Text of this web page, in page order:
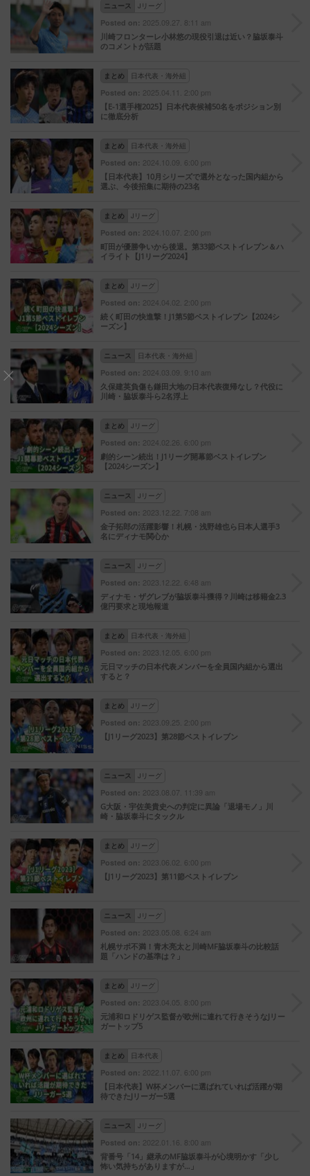
ニュース Jリーグ
Posted on: 2025.09.27. 8:11 am
川崎フロンターレ小林悠の現役引退は近い？脇坂泰斗
のコメントが話題
まとめ 日本代表・海外組
Posted on: 2025.04.11. 2:00 pm
【E-1選手権2025】日本代表候補50名をポジション別
に徹底分析
まとめ 日本代表・海外組
Posted on: 2024.10.09. 6:00 pm
【日本代表】10月シリーズで選外となった国内組から
選ぶ、今後招集に期待の23名
まとめ Jリーグ
Posted on: 2024.10.07. 2:00 pm
町田が優勝争いから後退。第33節ベストイレブン＆ハ
イライト【J1リーグ2024】
まとめ Jリーグ
Posted on: 2024.04.02. 2:00 pm
続く町田の快進撃！J1第5節ベストイレブン【2024シ
ーズン】
ニュース 日本代表・海外組
Posted on: 2024.03.09. 9:10 am
久保建英負傷も鎌田大地の日本代表復帰なし？代役に
川崎・脇坂泰斗ら2名浮上
まとめ Jリーグ
Posted on: 2024.02.26. 6:00 pm
劇的シーン続出！J1リーグ開幕節ベストイレブン
【2024シーズン】
ニュース Jリーグ
Posted on: 2023.12.22. 7:08 am
金子拓郎の活躍影響！札幌・浅野雄也ら日本人選手3
名にディナモ関心か
ニュース Jリーグ
Posted on: 2023.12.22. 6:48 am
ディナモ・ザグレブが脇坂泰斗獲得？川崎は移籍金2.3
億円要求と現地報道
まとめ 日本代表・海外組
Posted on: 2023.12.05. 6:00 pm
元日マッチの日本代表メンバーを全員国内組から選出
すると？
まとめ Jリーグ
Posted on: 2023.09.25. 2:00 pm
【J1リーグ2023】第28節ベストイレブン
ニュース Jリーグ
Posted on: 2023.08.07. 11:39 am
G大阪・宇佐美貴史への判定に異論「退場モノ」川
崎・脇坂泰斗にタックル
まとめ Jリーグ
Posted on: 2023.06.02. 6:00 pm
【J1リーグ2023】第11節ベストイレブン
ニュース Jリーグ
Posted on: 2023.05.08. 6:24 am
札幌サポ不満！青木亮太と川崎MF脇坂泰斗の比較話
題「ハンドの基準は？」
まとめ Jリーグ
Posted on: 2023.04.05. 8:00 pm
元浦和ロドリゲス監督が欧州に連れて行きそうなJリー
ガートップ5
まとめ 日本代表
Posted on: 2022.11.07. 6:00 pm
【日本代表】W杯メンバーに選ばれていれば活躍が期
待できたJリーガー5選
ニュース Jリーグ
Posted on: 2022.01.16. 8:00 am
背番号「14」継承のMF脇坂泰斗が心境明かす「少し
怖い気持ちがありますが…」